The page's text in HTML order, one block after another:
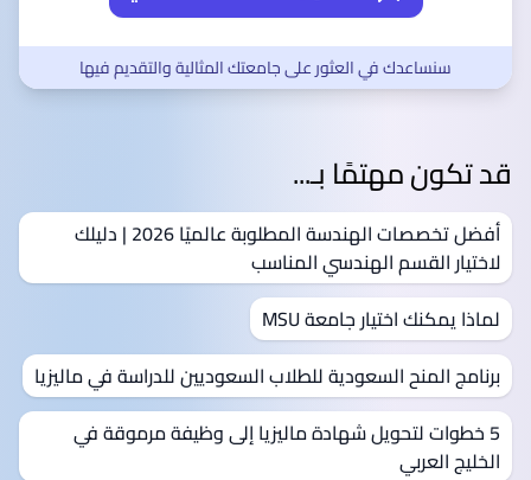
سنساعدك في العثور على جامعتك المثالية والتقديم فيها
قد تكون مهتمًا بـ...
أفضل تخصصات الهندسة المطلوبة عالميًا 2026 | دليلك
لاختيار القسم الهندسي المناسب
لماذا يمكنك اختيار جامعة MSU
برنامج المنح السعودية للطلاب السعوديين للدراسة في ماليزيا
5 خطوات لتحويل شهادة ماليزيا إلى وظيفة مرموقة في
الخليج العربي